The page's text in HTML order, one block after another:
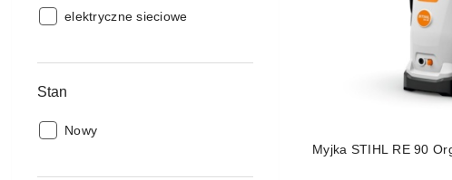
Zasilanie:
elektryczne sieciowe
Stan
Stan:
Nowy
Myjka STIHL RE 90
DO